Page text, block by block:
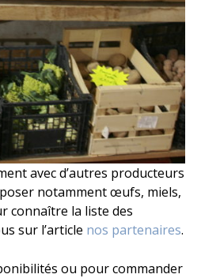
avec d’autres producteurs
notamment œufs, miels,
connaître la liste des
sur l’article nos partenaires.
ou pour commander